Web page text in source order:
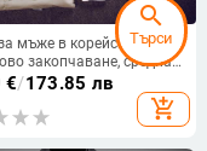
мъже в корейски стил,
закопчаване, средна
100% памук, с колан
€/173.85 лв
add_shopping_cart
search
Търси